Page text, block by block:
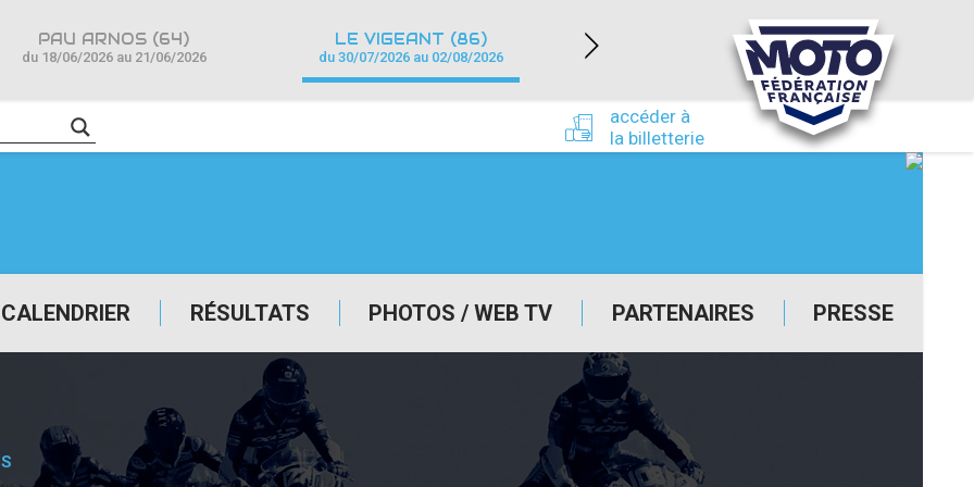
CALENDRIER RÉSULTATS PHOTOS / WEB TV PARTENAIRES PRESSE
accéder à
la billetterie
PAU ARNOS (64)
du 18/06/2026 au 21/06/2026
LE VIGEANT (86)
du 30/07/2026 au 02/08/2026
NEVERS MAGNY-COURS (58)
du 24/09/2026 au 27/09/2026